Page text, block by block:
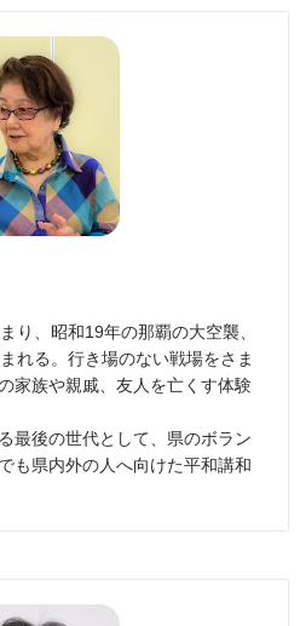
り、昭和19年の那覇の大空襲、
れる。行き場のない戦場をさま
家族や親戚、友人を亡くす体験
最後の世代として、県のボラン
も県内外の人へ向けた平和講和